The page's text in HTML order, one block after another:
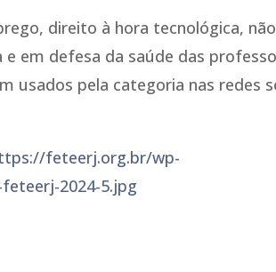
direito à hora tecnológica,
em defesa da saúde das
usados pela categoria nas redes
feteerj.org.br/wp-
2024-5.jpg